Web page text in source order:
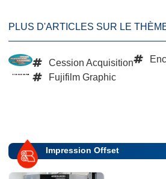
PLUS D'ARTICLES SUR LE
Cession Acquisition
Fujifilm Graphic
Impression Offset